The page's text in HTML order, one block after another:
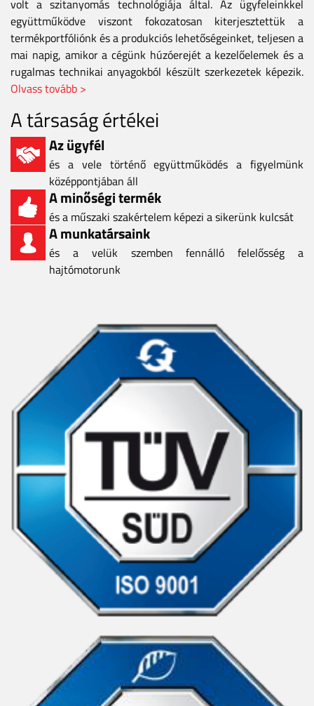
volt a szitanyomás technológiája által. Az ügyfeleinkkel
együttműködve viszont fokozatosan kiterjesztettük a
termékportfóliónk és a produkciós lehetőségeinket, teljesen a
mai napig, amikor a cégünk húzóerejét a kezelőelemek és a
rugalmas technikai anyagokból készült szerkezetek képezik.
Olvass tovább >
A társaság értékei
Az ügyfél
és a vele történő együttműködés a figyelmünk
középpontjában áll
A minőségi termék
és a műszaki szakértelem képezi a sikerünk kulcsát
A munkatársaink
és a velük szemben fennálló felelősség a
hajtómotorunk